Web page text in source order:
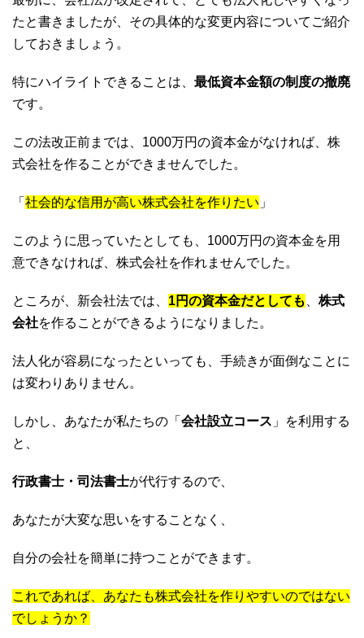
たと書きましたが、その具体的な変更内容についてご紹介
しておきましょう。
特にハイライトできることは、 最低資本金額の制度の撤廃
です。
この法改正前までは、1000万円の資本金がなければ、株
式会社を作ることができませんでした。
「 社会的な信用が高い株式会社を作りたい 」
このように思っていたとしても、1000万円の資本金を用
意できなければ、株式会社を作れませんでした。
ところが、新会社法では、 1円の資本金だとしても
株式
会社を作ることができるようになりました。
法人化が容易になったといっても、手続きが面倒なことに
は変わりありません。
しかし、あなたが私たちの「 会社設立コース 」を利用する
と、
行政書士・司法書士が代行するので、
あなたが大変な思いをすることなく、
自分の会社を簡単に持つことができます。
これであれば、あなたも株式会社を作りやすいのではない
でしょうか？